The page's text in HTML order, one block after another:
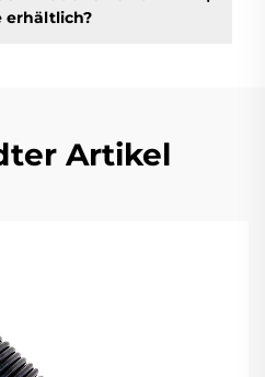
erhältlich?
Artikel